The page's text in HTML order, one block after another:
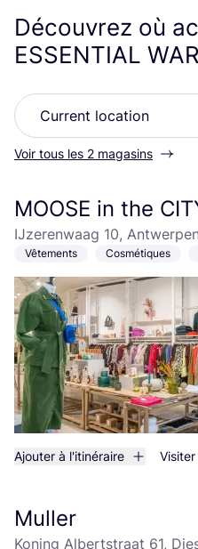
Découvrez où
ESSENTIAL
Voir tous les 2 magasins
MOOSE in the
IJzerenwaag 10, Antwerpen
Vêtements Cosmétiques
Ajouter à l'itinéraire
Muller
Koning Albertstraat 61,